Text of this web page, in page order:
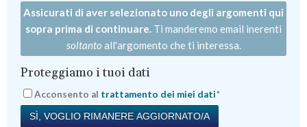
Assicurati di aver selezionato uno degli argomenti qui
sopra prima di continuare. Ti manderemo email inerenti
soltanto all'argomento che ti interessa.
Proteggiamo i tuoi dati
Acconsento al trattamento dei miei dati*